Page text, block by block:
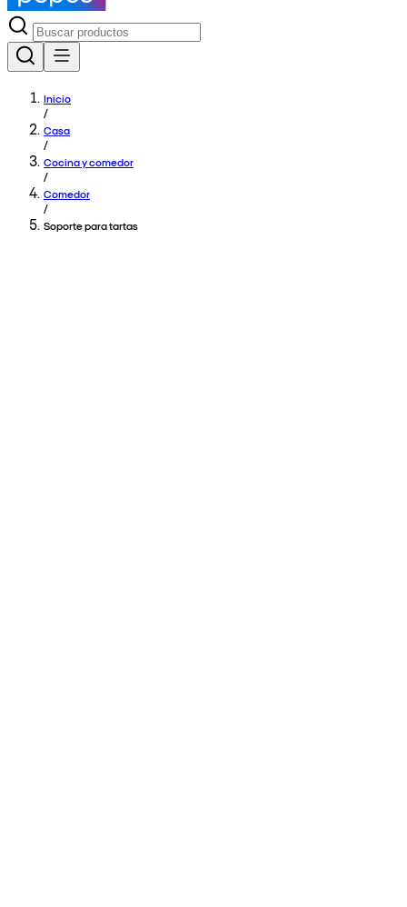
Inicio
/
Casa
/
Cocina y comedor
/
Comedor
/
Soporte para tartas